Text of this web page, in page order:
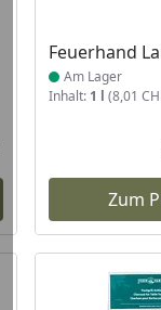
Feuerhand
Produkt am
Am Lager
Inhalt: 1 l (8,01
Zum